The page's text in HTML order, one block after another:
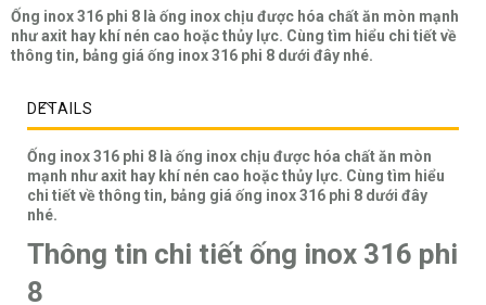
Ống inox 316 phi 8 là ống inox chịu được hóa chất ăn mòn mạnh
như axit hay khí nén cao hoặc thủy lực. Cùng tìm hiểu chi tiết về
thông tin, bảng giá ống inox 316 phi 8 dưới đây nhé.
DETAILS
Ống inox 316 phi 8 là ống inox chịu được hóa chất ăn mòn
mạnh như axit hay khí nén cao hoặc thủy lực. Cùng tìm hiểu
chi tiết về thông tin, bảng giá ống inox 316 phi 8 dưới đây
nhé.
Thông tin chi tiết ống inox 316 phi
8